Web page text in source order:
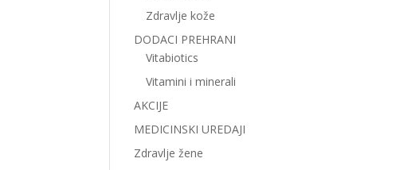
Zdravlje kože
DODACI PREHRANI
Vitabiotics
Vitamini i minerali
AKCIJE
MEDICINSKI UREDAJI
Zdravlje žene